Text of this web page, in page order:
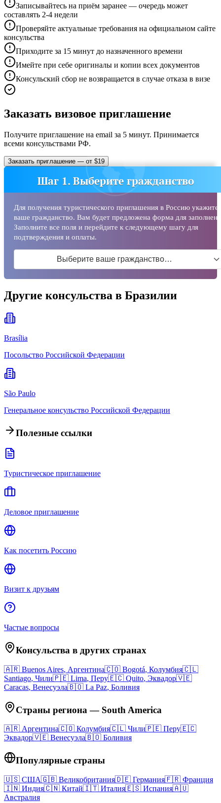
Записывайтесь на приём заранее — очередь может
составлять 2-4 недели
Проверяйте актуальные требования на официальном сайте
консульства
Приходите за 15 минут до назначенного времени
Имейте при себе оригиналы и копии всех документов
Консульский сбор не возвращается в случае отказа в визе
Заказать визовое приглашение
Получите приглашение на email за 5 минут. Принимается
всеми консульствами РФ.
Заказать приглашение — от $19
Шаг 1. Выберите гражданство
Для получения туристического приглашения в Россию укажите
ваше гражданство. Вам будет предложена форма для
Заполните все поля и перейдите к следующему шагу для
подтверждения и оплаты.
Выберите ваше гражданство…
Другие консульства в Бразилии
Brasília
Посольство Российской Федерации
São Paulo
Генеральное консульство Российской Федерации
Полезные ссылки
Туристическое приглашение
Деловое приглашение
Как посетить Россию
Визит к друзьям
Частые вопросы
Консульства в других странах
🇦🇷 Buenos Aires, Аргентина🇨🇴 Bogotá, Колумбия🇨🇱
Santiago, Чили🇵🇪 Lima, Перу🇪🇨 Quito, Эквадор🇻🇪
Caracas, Венесуэла🇧🇴 La Paz, Боливия
Страны региона — South America
🇦🇷 Аргентина🇨🇴 Колумбия🇨🇱 Чили🇵🇪 Перу🇪🇨
Эквадор🇻🇪 Венесуэла🇧🇴 Боливия
Популярные страны
🇺🇸 США🇬🇧 Великобритания🇩🇪 Германия🇫🇷 Франция
🇮🇳 Индия🇨🇳 Китай🇮🇹 Италия🇪🇸 Испания🇦🇺
Австралия